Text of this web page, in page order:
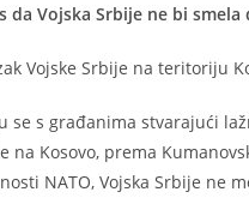
Vojska Srbije ne bi
Vojske Srbije na teritoriju
s građanima stvarajući
Kosovo, prema
NATO, Vojska Srbije ne